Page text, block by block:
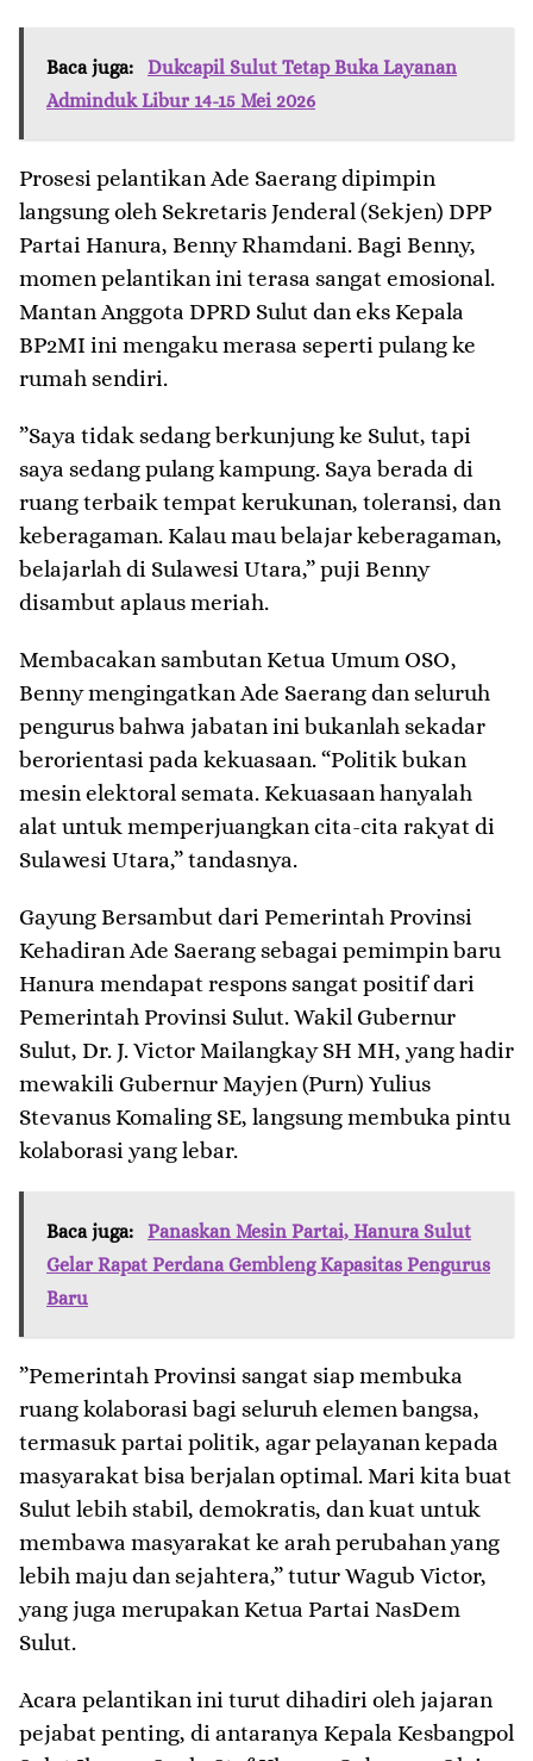
Baca juga:
Dukcapil Sulut Tetap Buka Layanan
Adminduk Libur 14-15 Mei 2026
​Prosesi pelantikan Ade Saerang dipimpin
langsung oleh Sekretaris Jenderal (Sekjen) DPP
Partai Hanura, Benny Rhamdani. Bagi Benny,
momen pelantikan ini terasa sangat emosional.
Mantan Anggota DPRD Sulut dan eks Kepala
BP2MI ini mengaku merasa seperti pulang ke
rumah sendiri.
​”Saya tidak sedang berkunjung ke Sulut, tapi
saya sedang pulang kampung. Saya berada di
ruang terbaik tempat kerukunan, toleransi, dan
keberagaman. Kalau mau belajar keberagaman,
belajarlah di Sulawesi Utara,” puji Benny
disambut aplaus meriah.
​Membacakan sambutan Ketua Umum OSO,
Benny mengingatkan Ade Saerang dan seluruh
pengurus bahwa jabatan ini bukanlah sekadar
berorientasi pada kekuasaan. “Politik bukan
mesin elektoral semata. Kekuasaan hanyalah
alat untuk memperjuangkan cita-cita rakyat di
Sulawesi Utara,” tandasnya.
​Gayung Bersambut dari Pemerintah Provinsi
​Kehadiran Ade Saerang sebagai pemimpin baru
Hanura mendapat respons sangat positif dari
Pemerintah Provinsi Sulut. Wakil Gubernur
Sulut, Dr. J. Victor Mailangkay SH MH, yang hadir
mewakili Gubernur Mayjen (Purn) Yulius
Stevanus Komaling SE, langsung membuka pintu
kolaborasi yang lebar.
Baca juga:
Panaskan Mesin Partai, Hanura Sulut
Gelar Rapat Perdana Gembleng Kapasitas Pengurus
Baru
​”Pemerintah Provinsi sangat siap membuka
ruang kolaborasi bagi seluruh elemen bangsa,
termasuk partai politik, agar pelayanan kepada
masyarakat bisa berjalan optimal. Mari kita buat
Sulut lebih stabil, demokratis, dan kuat untuk
membawa masyarakat ke arah perubahan yang
lebih maju dan sejahtera,” tutur Wagub Victor,
yang juga merupakan Ketua Partai NasDem
Sulut.
​Acara pelantikan ini turut dihadiri oleh jajaran
pejabat penting, di antaranya Kepala Kesbangpol